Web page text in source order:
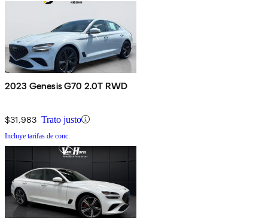
2023 Genesis G70 2.0T RWD
$31,983 Trato justo
Incluye tarifas de conc.